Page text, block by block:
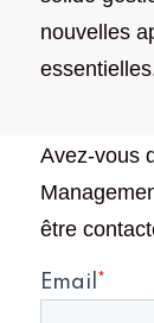
nouvelles
Avez-vous
être